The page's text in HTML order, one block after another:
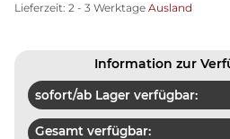
Lieferzeit: 2 - 3 Werktage Ausland
Information zur
sofort/ab Lager verfügbar:
Gesamt verfügbar: